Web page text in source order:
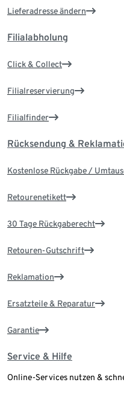
Lieferadresse ändern
Filialabholung
Click & Collect
Filialreservierung
Filialfinder
Rücksendung &
Kostenlose Rückgabe /
Retourenetikett
30 Tage Rückgaberecht
Retouren-Gutschrift
Reklamation
Ersatzteile & Reparatur
Garantie
Service & Hilfe
Online-Services nutzen &